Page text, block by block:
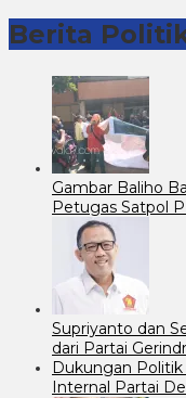
Berita
Gambar Baliho
Petugas Satpol
Supriyanto dan
dari Partai
Dukungan
Internal Partai